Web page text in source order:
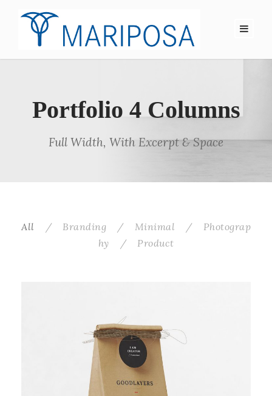
Portfolio 4 Columns
Full Width, With Excerpt & Space
All / Branding / Minimal /
Photograp
hy
/ Product